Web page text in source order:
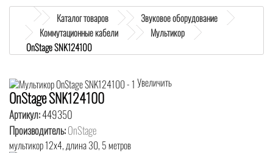
Каталог товаров
Звуковое оборудование
Коммутационные кабели
Мультикор
OnStage SNK124100
Увеличить
OnStage SNK124100
Артикул:449350
Производитель:OnStage
мультикор 12х4, длина 30, 5 метров